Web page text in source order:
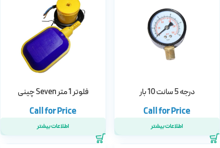
درجه 5 سانت 10 بار
اطلاعات بیشتر
فلوتر 1 متر Seven چینی
اطلاعات بیشتر